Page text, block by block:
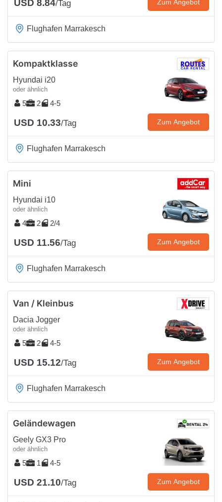
USD 8.84/Tag Zum Angebot
Flughafen Marrakesch
Kompaktklasse
Hyundai i20
oder ähnlich
5 2 4-5
USD 10.33/Tag Zum Angebot
Flughafen Marrakesch
Mini
Hyundai i10
oder ähnlich
4 2 2/4
USD 11.56/Tag Zum Angebot
Flughafen Marrakesch
Van / Kleinbus
Dacia Jogger
oder ähnlich
5 2 4-5
USD 15.12/Tag Zum Angebot
Flughafen Marrakesch
Geländewagen
Geely GX3 Pro
oder ähnlich
5 1 4-5
USD 21.10/Tag Zum Angebot